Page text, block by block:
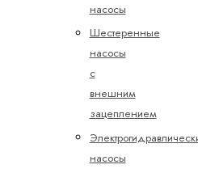
насосы
Шестеренные
насосы
с
внешним
зацеплением
насосы